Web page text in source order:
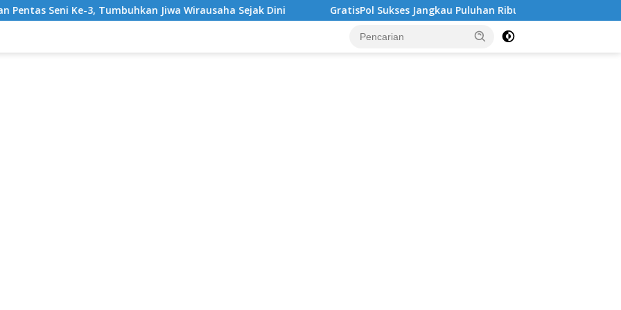
Jiwa Wirausaha Sejak Dini GratisPol Sukses Jangkau Puluhan Ribu Mahasiswa, Kampus Diminta Lebih